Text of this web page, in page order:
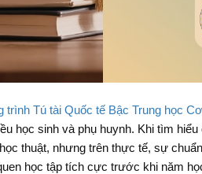
trình Tú tài Quốc tế Bậc Trung học
học sinh và phụ huynh. Khi tìm
thuật, nhưng trên thực tế, sự
học tập tích cực trước khi năm